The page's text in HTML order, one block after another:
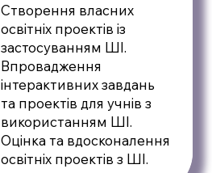
Створення власних
освітніх проектів із
застосуванням ШІ.
Впровадження
інтерактивних завдань
та проектів для учнів з
використанням ШІ.
Оцінка та вдосконалення
освітніх проектів з ШІ.